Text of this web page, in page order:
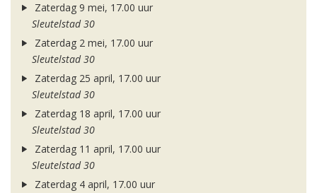
Zaterdag 9 mei, 17.00 uur
Sleutelstad 30
Zaterdag 2 mei, 17.00 uur
Sleutelstad 30
Zaterdag 25 april, 17.00 uur
Sleutelstad 30
Zaterdag 18 april, 17.00 uur
Sleutelstad 30
Zaterdag 11 april, 17.00 uur
Sleutelstad 30
Zaterdag 4 april, 17.00 uur